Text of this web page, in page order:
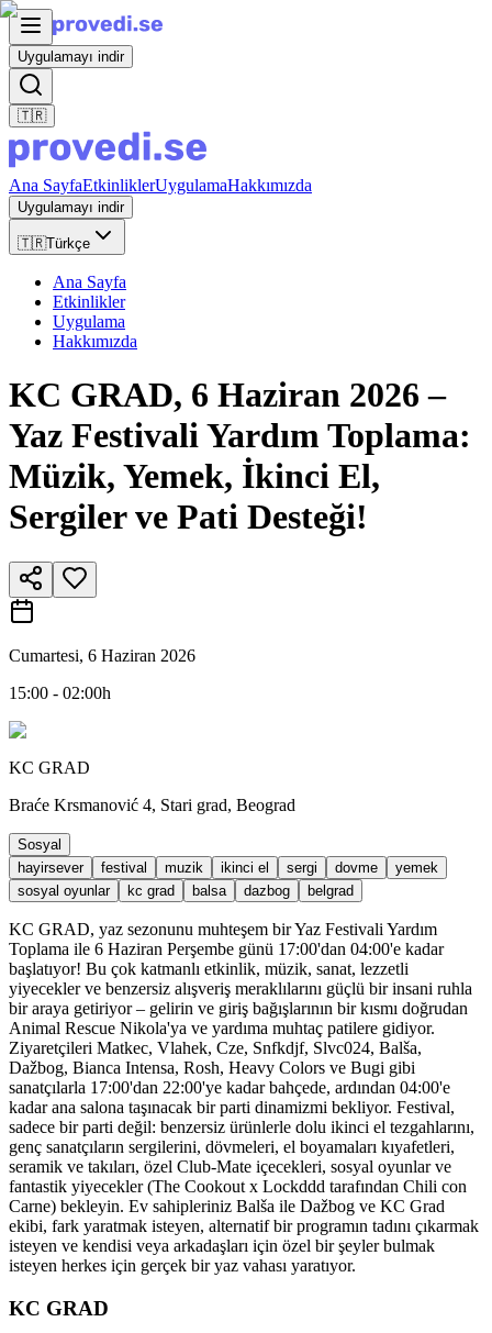
Uygulamayı indir
🇹🇷
Ana SayfaEtkinliklerUygulamaHakkımızda
Uygulamayı indir
🇹🇷Türkçe
Ana Sayfa
Etkinlikler
Uygulama
Hakkımızda
KC GRAD, 6 Haziran 2026 –
Yaz Festivali Yardım Toplama:
Müzik, Yemek, İkinci El,
Sergiler ve Pati Desteği!
Cumartesi, 6 Haziran 2026
15:00 - 02:00h
KC GRAD
Braće Krsmanović 4, Stari grad, Beograd
Sosyal
hayirsever
festival muzik ikinci el sergi dovme
yemek
sosyal oyunlar
kc grad balsa dazbog belgrad
KC GRAD, yaz sezonunu muhteşem bir Yaz Festivali Yardım
Toplama ile 6 Haziran Perşembe günü 17:00'dan 04:00'e kadar
başlatıyor! Bu çok katmanlı etkinlik, müzik, sanat, lezzetli
yiyecekler ve benzersiz alışveriş meraklılarını güçlü bir insani ruhla
bir araya getiriyor – gelirin ve giriş bağışlarının bir kısmı doğrudan
Animal Rescue Nikola'ya ve yardıma muhtaç patilere gidiyor.
Ziyaretçileri Matkec, Vlahek, Cze, Snfkdjf, Slvc024, Balša,
Dažbog, Bianca Intensa, Rosh, Heavy Colors ve Bugi gibi
sanatçılarla 17:00'dan 22:00'ye kadar bahçede, ardından 04:00'e
kadar ana salona taşınacak bir parti dinamizmi bekliyor. Festival,
sadece bir parti değil: benzersiz ürünlerle dolu ikinci el tezgahlarını,
genç sanatçıların sergilerini, dövmeleri, el boyamaları kıyafetleri,
seramik ve takıları, özel Club-Mate içecekleri, sosyal oyunlar ve
fantastik yiyecekler (The Cookout x Lockddd tarafından Chili con
Carne) bekleyin. Ev sahipleriniz Balša ile Dažbog ve KC Grad
ekibi, fark yaratmak isteyen, alternatif bir programın tadını çıkarmak
isteyen ve kendisi veya arkadaşları için özel bir şeyler bulmak
isteyen herkes için gerçek bir yaz vahası yaratıyor.
KC GRAD